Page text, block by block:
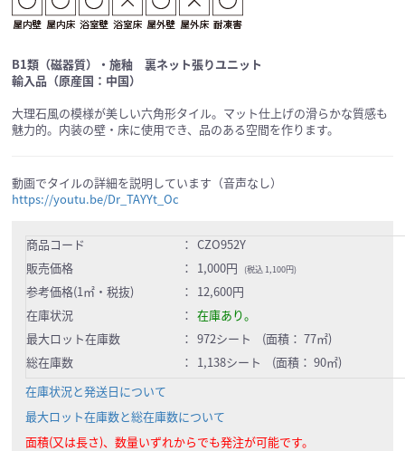
B1類（磁器質）・施釉 裏ネット張りユニット
輸入品（原産国：中国）
大理石風の模様が美しい六角形タイル。マット仕上げの滑らかな質感も
魅力的。内装の壁・床に使用でき、品のある空間を作ります。
動画でタイルの詳細を説明しています（音声なし）
https://youtu.be/Dr_TAYYt_Oc
商品コード ： CZO952Y
販売価格
： 1,000円 (税込 1,100円)
参考価格(1㎡・税抜) ： 12,600円
在庫状況
： 在庫あり。
最大ロット在庫数
：
972シート (面積： 77㎡)
総在庫数
：
1,138シート (面積： 90㎡)
在庫状況と発送日について
最大ロット在庫数と総在庫数について
面積(又は長さ)、数量いずれからでも発注が可能です。